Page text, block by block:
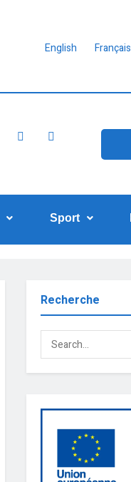
English Français
Sport
Recherche